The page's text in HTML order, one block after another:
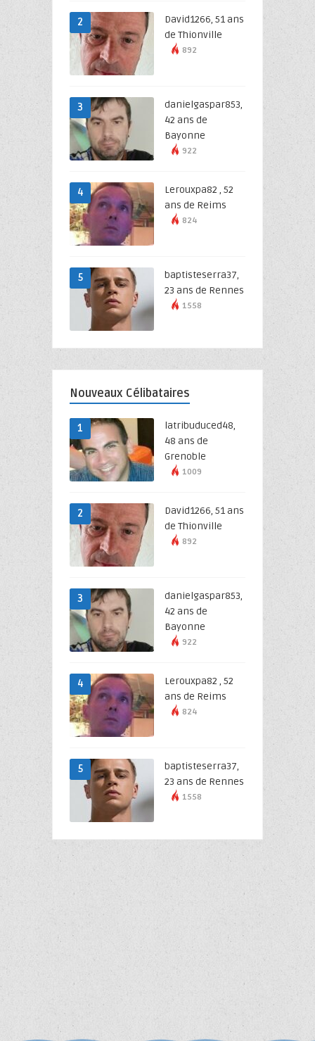
2
David1266, 51 ans
de Thionville
892
3
danielgaspar853,
42 ans de
Bayonne
922
4
Lerouxpa82 , 52
ans de Reims
824
5
baptisteserra37,
23 ans de Rennes
1558
Nouveaux Célibataires
1
latribuduced48,
48 ans de
Grenoble
1009
2
David1266, 51 ans
de Thionville
892
3
danielgaspar853,
42 ans de
Bayonne
922
4
Lerouxpa82 , 52
ans de Reims
824
5
baptisteserra37,
23 ans de Rennes
1558